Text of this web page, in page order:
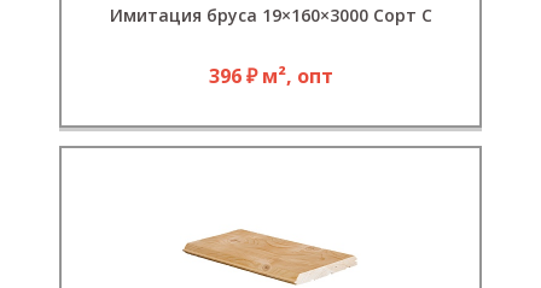
Имитация бруса 19×160×3000 Сорт С
396 ₽ м², опт